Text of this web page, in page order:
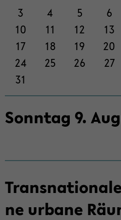
seln
3
4 5 6
10
11 12 13
17
18 19 20
24
25 26 27
31
Sonn­tag 9.
ne ur­ba­ne